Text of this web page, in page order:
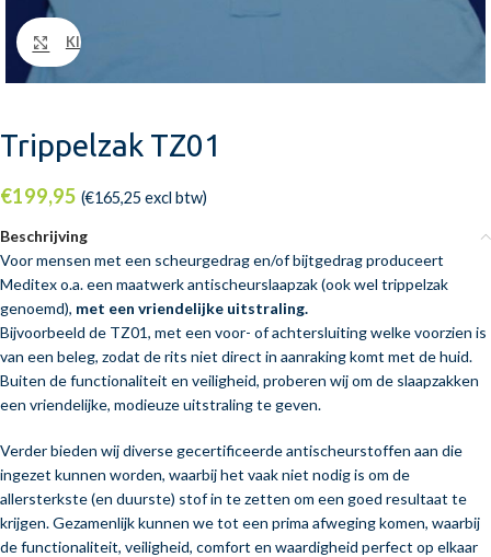
Klik om te vergroten
Trippelzak TZ01
€199,95 (€165,25 excl btw)
Beschrijving
Voor mensen met een scheurgedrag en/of bijtgedrag produceert
Meditex o.a. een maatwerk antischeurslaapzak (ook wel trippelzak
genoemd), met een vriendelijke uitstraling.
Bijvoorbeeld de TZ01, met een voor- of achtersluiting welke voorzien is
van een beleg, zodat de rits niet direct in aanraking komt met de huid.
Buiten de functionaliteit en veiligheid, proberen wij om de slaapzakken
een vriendelijke, modieuze uitstraling te geven.
Verder bieden wij diverse gecertificeerde antischeurstoffen aan die
ingezet kunnen worden, waarbij het vaak niet nodig is om de
allersterkste (en duurste) stof in te zetten om een goed resultaat te
krijgen. Gezamenlijk kunnen we tot een prima afweging komen, waarbij
de functionaliteit, veiligheid, comfort en waardigheid perfect op elkaar